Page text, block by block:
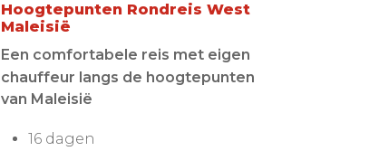
Hoogtepunten Rondreis West
Maleisië
Een comfortabele reis met eigen
chauffeur langs de hoogtepunten
van Maleisië
16 dagen